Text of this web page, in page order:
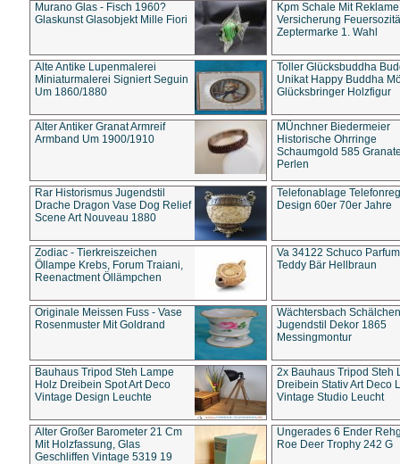
Murano Glas - Fisch 1960?
Glaskunst Glasobjekt Mille Fiori
Kpm Schale Mit Reklame
Versicherung
Zeptermarke 1. Wahl
Alte Antike Lupenmalerei
Miniaturmalerei Signiert Seguin
Um 1860/1880
Toller Glücksbuddha
Unikat Happy Buddha
Glücksbringer Holzfigur
Alter Antiker Granat Armreif
Armband Um 1900/1910
MÜnchner Biedermeier
Historische Ohrringe
Schaumgold 585
Perlen
Rar Historismus Jugendstil
Drache Dragon Vase Dog Relief
Scene Art Nouveau 1880
Telefonablage
Design 60er 70er Jahre
Zodiac - Tierkreiszeichen
Öllampe Krebs, Forum Traiani,
Reenactment Öllämpchen
Va 34122 Schuco
Teddy Bär Hellbraun
Originale Meissen Fuss - Vase
Rosenmuster Mit Goldrand
Wächtersbach Schälchen
Jugendstil Dekor 1865
Messingmontur
Bauhaus Tripod Steh Lampe
Holz Dreibein Spot Art Deco
Vintage Design Leuchte
2x Bauhaus Tripod Steh
Dreibein Stativ Art Deco
Vintage Studio Leucht
Alter Großer Barometer 21 Cm
Mit Holzfassung, Glas
Geschliffen Vintage 5319 19
Ungerades 6 Ender
Roe Deer Trophy 242 G